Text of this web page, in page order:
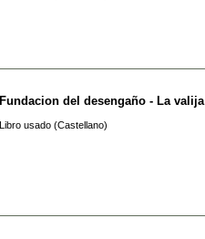
Fundacion del desengaño - La valija
Libro usado (Castellano)